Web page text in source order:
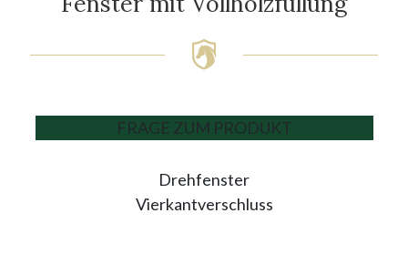
FRAGE ZUM PRODUKT
Drehfenster
Vierkantverschluss